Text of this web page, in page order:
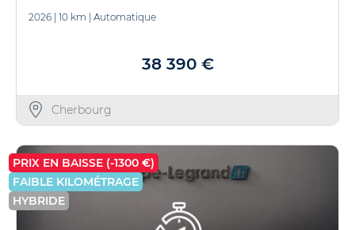
2026 10 km Automatique
38 390 €
Cherbourg
PRIX EN BAISSE (-1300 €)
FAIBLE KILOMÉTRAGE
HYBRIDE